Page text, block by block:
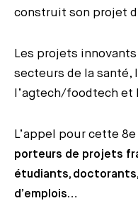
construit son projet
Les projets
secteurs de la santé,
l’agtech/foodtech et
L’appel pour cette
porteurs de projets
étudiants,
d’emplois…